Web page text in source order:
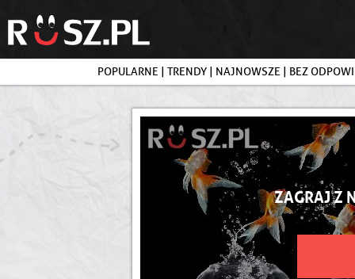
POPULARNE | TRENDY | NAJNOWSZE | BEZ
ZAGRAJ Z